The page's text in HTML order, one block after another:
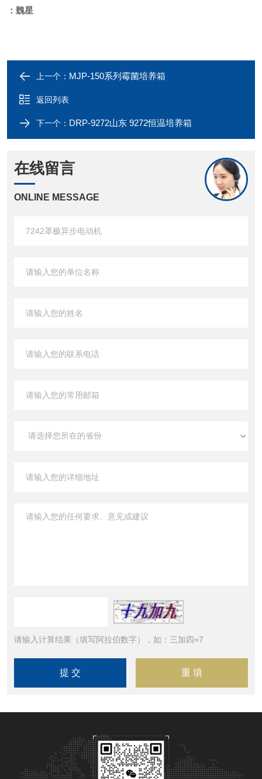
：魏星
上一个： MJP-150系列霉菌培养箱
返回列表
下一个： DRP-9272山东 9272恒温培养箱
在线留言
ONLINE MESSAGE
请输入计算结果（填写阿拉伯数字），如：三加四=7